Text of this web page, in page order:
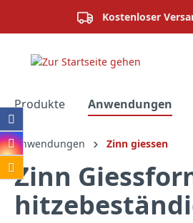
Zur Hauptnavigation
Kostenloser
Produkte Anwendungen
Anwendungen Zinn giessen
Zinn